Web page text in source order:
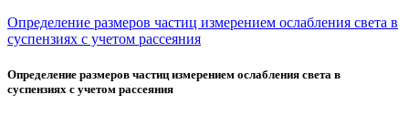
Определение размеров частиц измерением ослабления света в
суспензиях с учетом рассеяния
Определение размеров частиц измерением ослабления света в
суспензиях с учетом рассеяния